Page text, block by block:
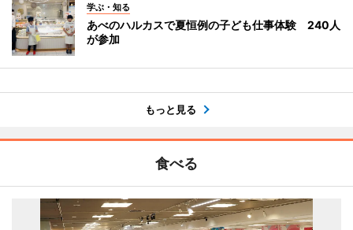
学ぶ・知る
あべのハルカスで夏恒例の子ども仕事体験 240人
が参加
もっと見る
食べる